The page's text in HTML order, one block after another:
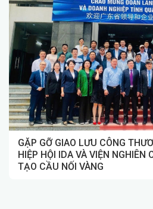
GẶP GỠ GIAO LƯU CÔNG
HIỆP HỘI IDA VÀ VIỆN NGHIÊN
TẠO CẦU NỐI VÀNG